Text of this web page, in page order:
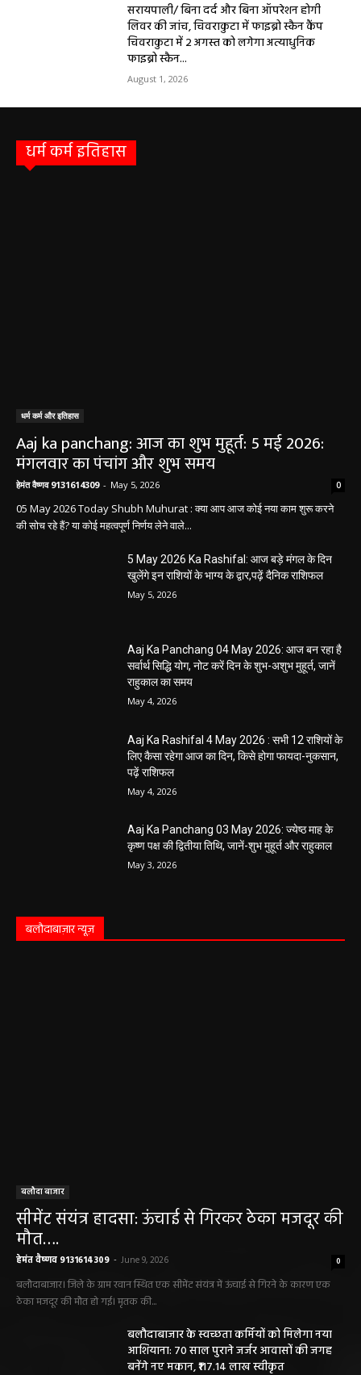
सरायपाली/ बिना दर्द और बिना ऑपरेशन होगी
लिवर की जांच, चिवराकुटा में फाइब्रो स्कैन कैंप
चिवराकुटा में 2 अगस्त को लगेगा अत्याधुनिक
फाइब्रो स्कैन...
August 1, 2026
धर्म कर्म इतिहास
धर्म कर्म और इतिहास
Aaj ka panchang: आज का शुभ मुहूर्त: 5 मई 2026:
मंगलवार का पंचांग और शुभ समय
हेमंत वैष्णव 9131614309 - May 5, 2026 0
05 May 2026 Today Shubh Muhurat : क्या आप आज कोई नया काम शुरू करने
की सोच रहे हैं? या कोई महत्वपूर्ण निर्णय लेने वाले...
5 May 2026 Ka Rashifal: आज बड़े मंगल के दिन
खुलेंगे इन राशियों के भाग्य के द्वार,पढ़ें दैनिक राशिफल
May 5, 2026
Aaj Ka Panchang 04 May 2026: आज बन रहा है
सर्वार्थ सिद्धि योग, नोट करें दिन के शुभ-अशुभ मुहूर्त, जानें
राहुकाल का समय
May 4, 2026
Aaj Ka Rashifal 4 May 2026 : सभी 12 राशियों के
लिए कैसा रहेगा आज का दिन, किसे होगा फायदा-नुकसान,
पढ़ें राशिफल
May 4, 2026
Aaj Ka Panchang 03 May 2026: ज्येष्ठ माह के
कृष्ण पक्ष की द्वितीया तिथि, जानें-शुभ मुहूर्त और राहुकाल
May 3, 2026
बलौदाबाज़ार न्यूज़
बलौदा बाजार
सीमेंट संयंत्र हादसा: ऊंचाई से गिरकर ठेका मजदूर की
मौत….
हेमंत वैष्णव 9131614309 - June 9, 2026 0
बलौदाबाजार। जिले के ग्राम रवान स्थित एक सीमेंट संयंत्र में ऊंचाई से गिरने के कारण एक
ठेका मजदूर की मौत हो गई। मृतक की...
बलौदाबाजार के स्वच्छता कर्मियों को मिलेगा नया
आशियाना: 70 साल पुराने जर्जर आवासों की जगह
बनेंगे नए मकान, ₹117.14 लाख स्वीकृत